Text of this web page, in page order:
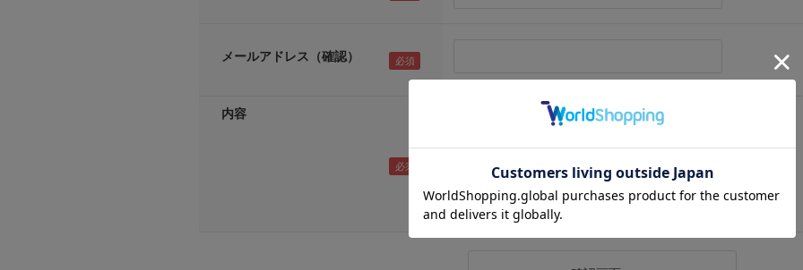
メールアドレス（確認）
内容